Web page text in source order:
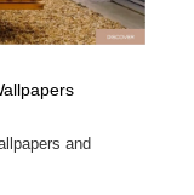
and